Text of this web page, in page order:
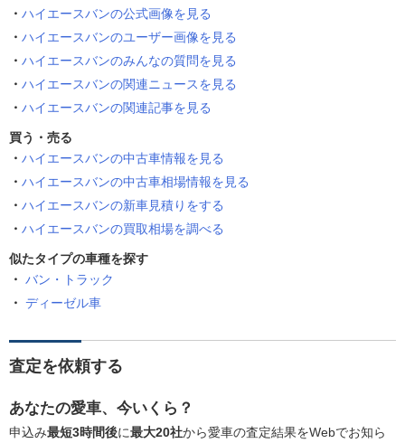
ハイエースバンの公式画像を見る
ハイエースバンのユーザー画像を見る
ハイエースバンのみんなの質問を見る
ハイエースバンの関連ニュースを見る
ハイエースバンの関連記事を見る
買う・売る
ハイエースバンの中古車情報を見る
ハイエースバンの中古車相場情報を見る
ハイエースバンの新車見積りをする
ハイエースバンの買取相場を調べる
似たタイプの車種を探す
バン・トラック
ディーゼル車
査定を依頼する
あなたの愛車、今いくら？
申込み最短3時間後に最大20社から愛車の査定結果をWebでお知ら